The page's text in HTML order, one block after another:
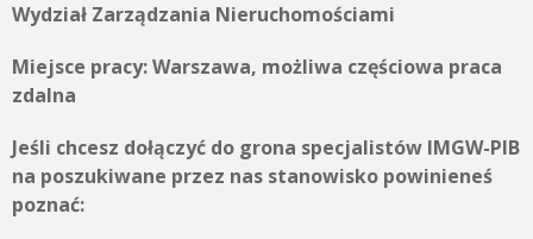
Wydział Zarządzania Nieruchomościami
Miejsce pracy: Warszawa, możliwa częściowa praca
zdalna
Jeśli chcesz dołączyć do grona specjalistów IMGW-PIB
na poszukiwane przez nas stanowisko powinieneś
poznać: